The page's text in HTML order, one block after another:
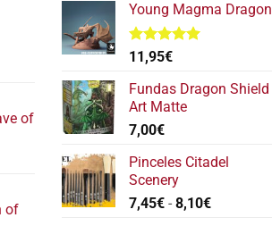
of
es:
of
Young Magma Dragon
Valorado
con
de 5
11,95€
Fundas Dragon Shield
Art Matte
7,00€
Pinceles Citadel
Scenery
7,45€ - 8,10€Rango